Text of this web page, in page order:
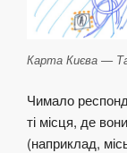
Карта Києва —
Чимало
ті місця, де
(наприклад,